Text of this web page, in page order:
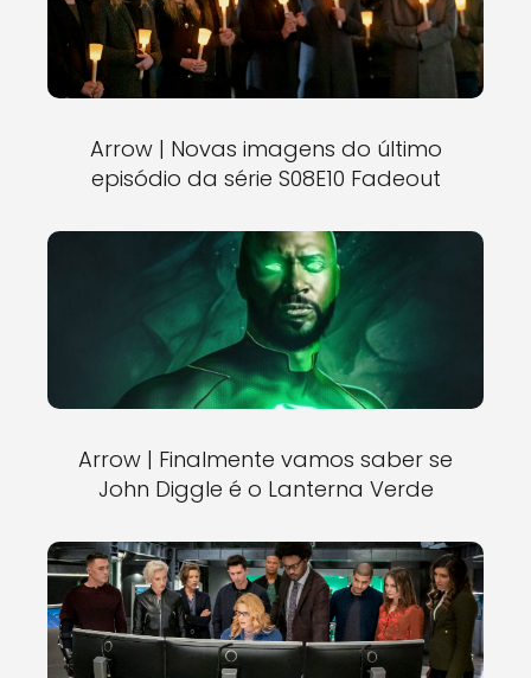
Arrow | Novas imagens do último
episódio da série S08E10 Fadeout
Arrow | Finalmente vamos saber se
John Diggle é o Lanterna Verde